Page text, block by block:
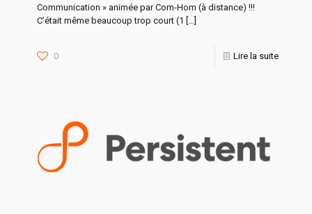
Communication » animée par Com-Hom (à distance) !!!
C’était même beaucoup trop court (1 […]
0 Lire la suite